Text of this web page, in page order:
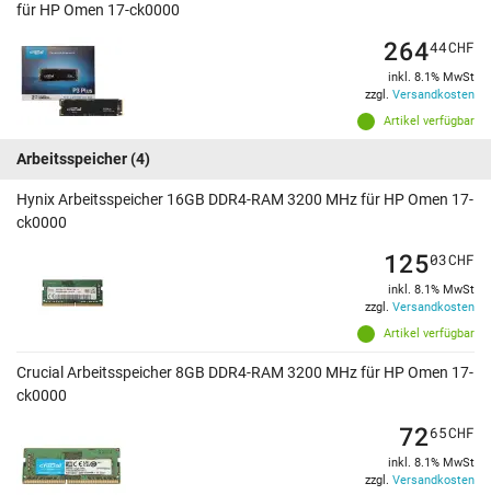
für HP Omen 17-ck0000
Artikel verfügbar
26444CHF
inkl. 8.1% MwSt
zzgl. Versandkosten
Arbeitsspeicher(4)
Hynix Arbeitsspeicher 16GB DDR4-RAM 3200 MHz für HP Omen 17-
ck0000
Artikel verfügbar
12503CHF
inkl. 8.1% MwSt
zzgl. Versandkosten
Crucial Arbeitsspeicher 8GB DDR4-RAM 3200 MHz für HP Omen 17-
ck0000
7265CHF
inkl. 8.1% MwSt
zzgl. Versandkosten